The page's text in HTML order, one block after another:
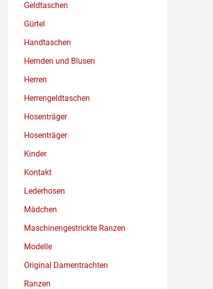
Geldtaschen
Gürtel
Handtaschen
Hemden und Blusen
Herren
Herrengeldtaschen
Hosenträger
Hosenträger
Kinder
Kontakt
Lederhosen
Mädchen
Maschinengestrickte Ranzen
Modelle
Original Damentrachten
Ranzen